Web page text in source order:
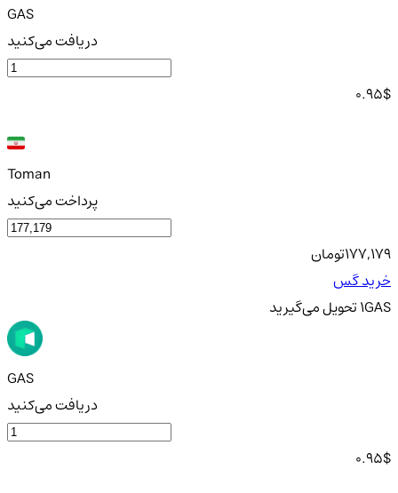
GAS
دریافت می‌کنید
0.95$
Toman
پرداخت می‌کنید
177,179تومان
خرید گس
1GASتحویلمی‌گیرید
GAS
دریافت می‌کنید
0.95$